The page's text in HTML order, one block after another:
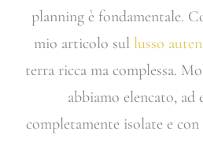
planning è fondamentale.
mio articolo sul lusso
terra ricca ma complessa.
abbiamo elencato, ad
completamente isolate e con